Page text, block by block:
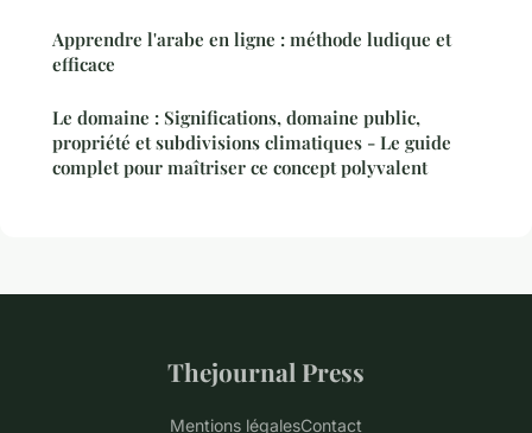
Apprendre l'arabe en ligne : méthode ludique et
efficace
Le domaine : Significations, domaine public,
propriété et subdivisions climatiques - Le guide
complet pour maîtriser ce concept polyvalent
Thejournal Press
Mentions légalesContact